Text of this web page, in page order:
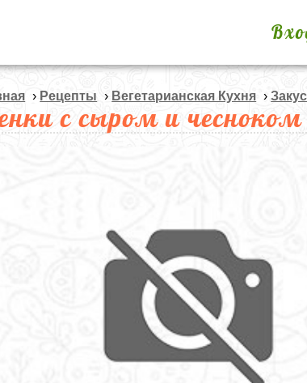
› Рецепты › Вегетарианская Кухня ›
с сыром и чесноком